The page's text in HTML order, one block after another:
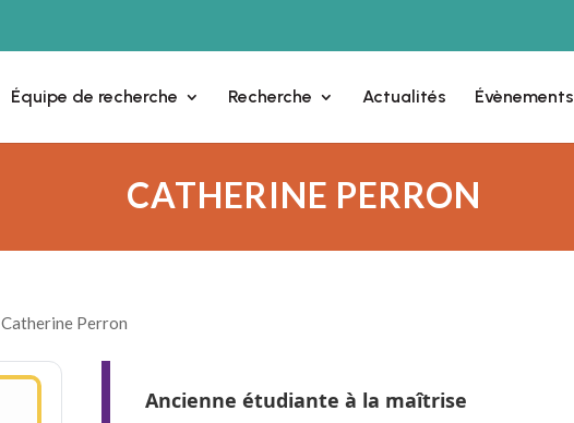
Équipe de recherche Recherche Actualités Évènements
CATHERINE PERRON
Catherine Perron
Ancienne étudiante à la maîtrise